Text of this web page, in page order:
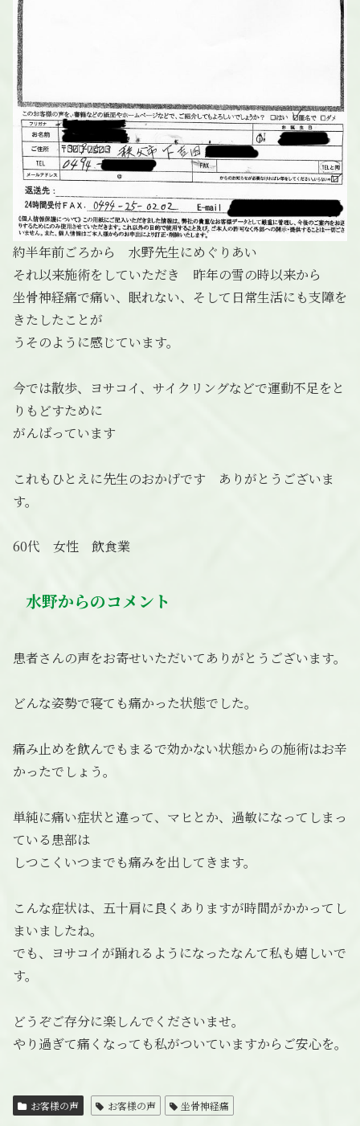
約半年前ごろから 水野先生にめぐりあい
それ以来施術をしていただき 昨年の雪の時以来から
坐骨神経痛で痛い、眠れない、そして日常生活にも支障を
きたしたことが
うそのように感じています。
今では散歩、ヨサコイ、サイクリングなどで運動不足をと
りもどすために
がんばっています
これもひとえに先生のおかげです ありがとうございま
す。
60代 女性 飲食業
水野からのコメント
患者さんの声をお寄せいただいてありがとうございます。
どんな姿勢で寝ても痛かった状態でした。
痛み止めを飲んでもまるで効かない状態からの施術はお辛
かったでしょう。
単純に痛い症状と違って、マヒとか、過敏になってしまっ
ている患部は
しつこくいつまでも痛みを出してきます。
こんな症状は、五十肩に良くありますが時間がかかってし
まいましたね。
でも、ヨサコイが踊れるようになったなんて私も嬉しいで
す。
どうぞご存分に楽しんでくださいませ。
やり過ぎて痛くなっても私がついていますからご安心を。
お客様の声 お客様の声 坐骨神経痛